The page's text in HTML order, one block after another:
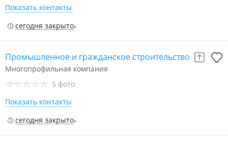
Показать контакты
сегодня закрыто
Промышленное и гражданское строительство
Многопрофильная компания
5 фото
Показать контакты
сегодня закрыто